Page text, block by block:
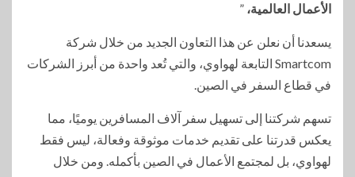
الأعمال العالمية، ”
يسعدنا أن نعلن عن هذا التعاون الجديد من خلال شركة
Smartcom التابعة لهواوي، والتي تُعد واحدة من أبرز الشركات
في قطاع السفر في الصين.
تسهم شركتنا إلى تسهيل سفر آلاف المسافرين يوميًا، مما
يعكس قدرتنا على تقديم خدمات موثوقة وفعالة، ليس فقط
لهواوي، بل لمجتمع الأعمال في الصين بأكمله. ومن خلال